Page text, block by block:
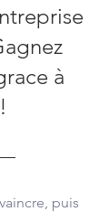
à
puis